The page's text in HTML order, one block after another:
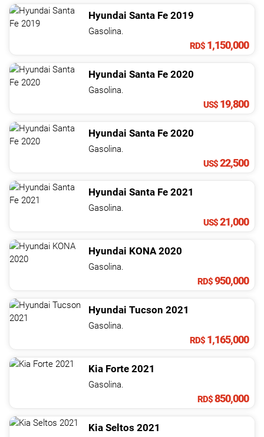
Hyundai Santa Fe 2019
Gasolina.
RD$ 1,150,000
Hyundai Santa Fe 2020
Gasolina.
US$ 19,800
Hyundai Santa Fe 2020
Gasolina.
US$22,500
Hyundai Santa Fe 2021
Gasolina.
US$21,000
Hyundai KONA 2020
Gasolina.
RD$950,000
Hyundai Tucson 2021
Gasolina.
RD$ 1,165,000
Kia Forte 2021
Gasolina.
RD$850,000
Kia Seltos 2021